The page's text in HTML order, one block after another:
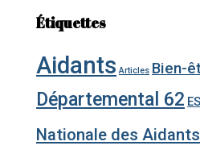
Étiquettes
Aidants Articles Bien-
Départemental 62
Nationale des Aidants